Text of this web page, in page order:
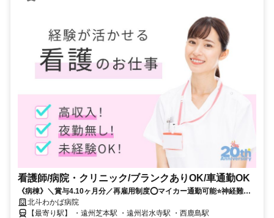
看護師/病院・クリニック/ブランクありOK/車通勤OK
《病棟》＼賞与4.10ヶ月分／再雇用制度⭕マイカー通勤可能⭐神経難病
に強みを持つ142床の療養型病院⭐
北斗わかば病院
【最寄り駅】 ・遠州芝本駅 ・遠州岩水寺駅 ・西鹿島駅